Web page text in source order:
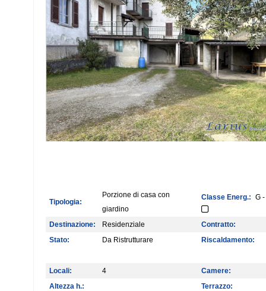
Tipologia:
Porzione di casa con
giardino
Classe Energ.: G
Destinazione: Residenziale
Contratto:
Stato:
Da Ristrutturare Riscaldamento:
Locali: 4
Camere:
Altezza h.:
Terrazzo: